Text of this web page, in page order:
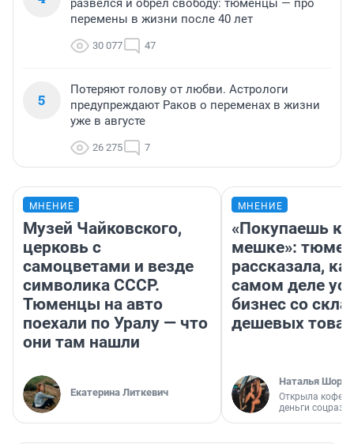
развелся и обрел свободу: тюменцы — про
перемены в жизни после 40 лет
30 077 47
5
Потеряют голову от любви. Астрологи
предупреждают Раков о переменах в жизни
уже в августе
26 275 7
МНЕНИЕ
Музей Чайковского,
церковь с
самоцветами и везде
символика СССР.
Тюменцы на авто
поехали по Уралу — что
они там нашли
Екатерина Литкевич
МНЕНИЕ
«Покупаешь
мешке»:
рассказала,
самом деле
бизнес со
дешевых
Наталья
Открыла
деньги